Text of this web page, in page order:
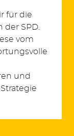
für die
der SPD.
vom
und